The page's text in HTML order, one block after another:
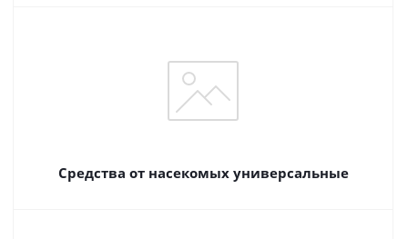
Средства от насекомых универсальные